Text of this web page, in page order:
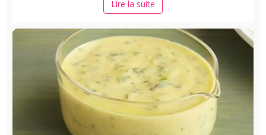
Lire la suite